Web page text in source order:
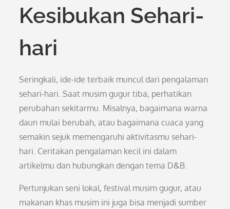
Kesibukan Sehari-
hari
Seringkali, ide-ide terbaik muncul dari pengalaman
sehari-hari. Saat musim gugur tiba, perhatikan
perubahan sekitarmu. Misalnya, bagaimana warna
daun mulai berubah, atau bagaimana cuaca yang
semakin sejuk memengaruhi aktivitasmu sehari-
hari. Ceritakan pengalaman kecil ini dalam
artikelmu dan hubungkan dengan tema D&B.
Pertunjukan seni lokal, festival musim gugur, atau
makanan khas musim ini juga bisa menjadi sumber